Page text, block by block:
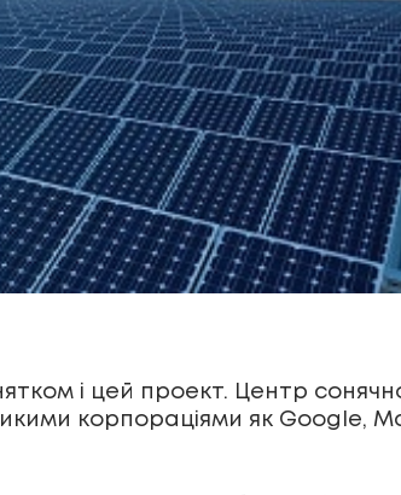
і цей проект. Центр
корпораціями як Google,